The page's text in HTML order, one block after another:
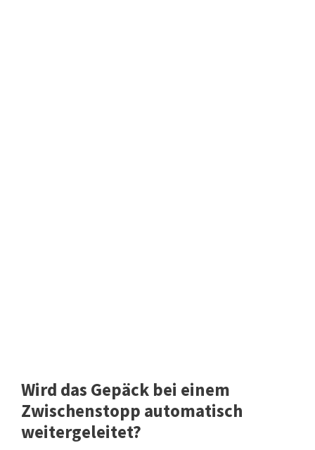
Wird das Gepäck bei einem
Zwischenstopp automatisch
weitergeleitet?